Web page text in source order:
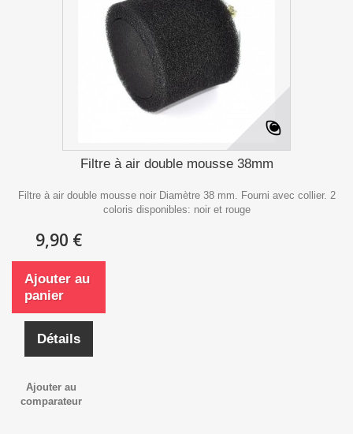
Filtre à air double mousse 38mm
Filtre à air double mousse noir Diamètre 38 mm. Fourni avec collier. 2
coloris disponibles: noir et rouge
9,90 €
Ajouter au
panier
Détails
Ajouter au
comparateur